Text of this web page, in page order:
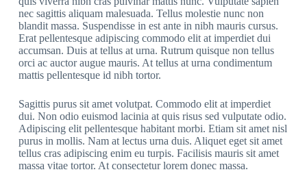
nec sagittis aliquam malesuada. Tellus molestie nunc non
blandit massa. Suspendisse in est ante in nibh mauris cursus.
Erat pellentesque adipiscing commodo elit at imperdiet dui
accumsan. Duis at tellus at urna. Rutrum quisque non tellus
orci ac auctor augue mauris. At tellus at urna condimentum
mattis pellentesque id nibh tortor.
Sagittis purus sit amet volutpat. Commodo elit at imperdiet
dui. Non odio euismod lacinia at quis risus sed vulputate odio.
Adipiscing elit pellentesque habitant morbi. Etiam sit amet nisl
purus in mollis. Nam at lectus urna duis. Aliquet eget sit amet
tellus cras adipiscing enim eu turpis. Facilisis mauris sit amet
massa vitae tortor. At consectetur lorem donec massa.